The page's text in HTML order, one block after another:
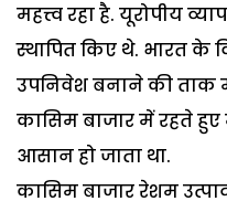
महत्त्व रहा है. यूरोपीय
स्थापित किए थे. भारत के
उपनिवेश बनाने की ताक
कासिम बाजार में रहते हुए
आसान हो जाता था.
कासिम बाजार रेशम